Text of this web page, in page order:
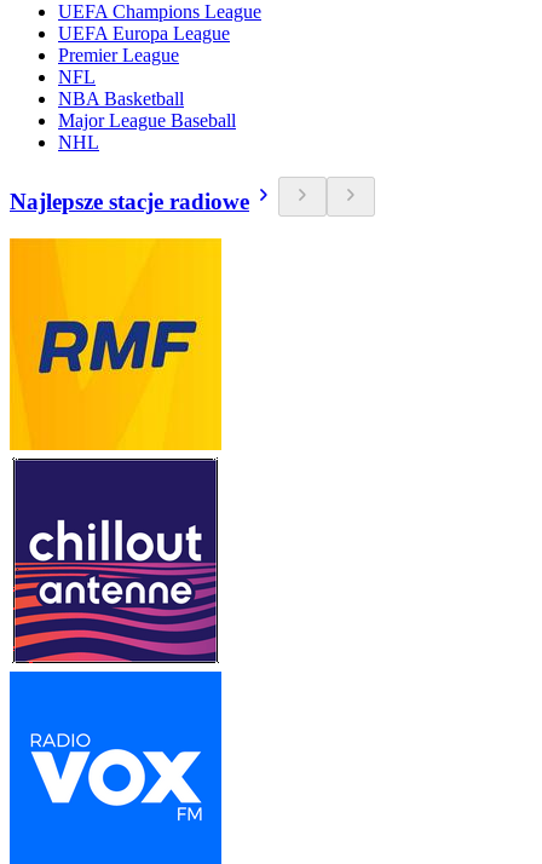
UEFA Champions League
UEFA Europa League
Premier League
NFL
NBA Basketball
Major League Baseball
NHL
Najlepsze stacje radiowe